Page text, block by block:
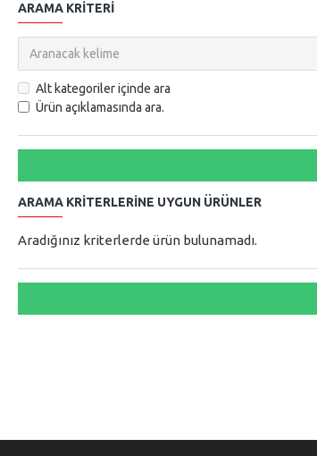
ARAMA KRITERI
Alt kategoriler içinde ara
Ürün açıklamasında ara.
ARAMA KRITERLERINE UYGUN ÜRÜNLER
Aradığınız kriterlerde ürün bulunamadı.